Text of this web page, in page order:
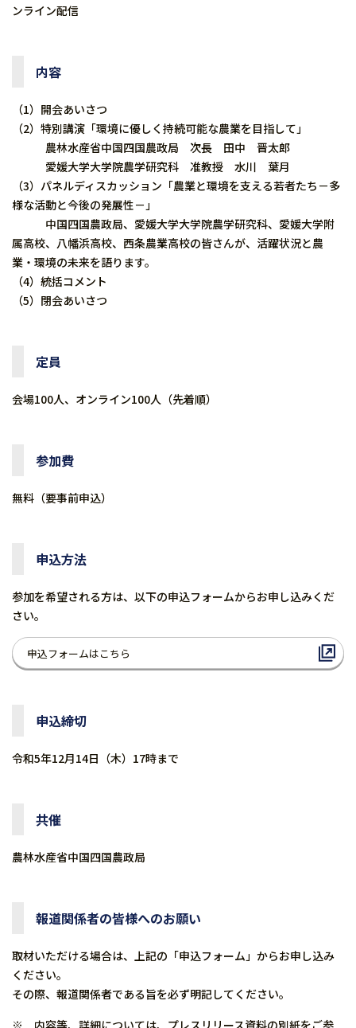
ンライン配信
内容
（1）開会あいさつ
（2）特別講演「環境に優しく持続可能な農業を目指して」
農林水産省中国四国農政局 次長 田中 晋太郎
愛媛大学大学院農学研究科 准教授 水川 葉月
（3）パネルディスカッション「農業と環境を支える若者たち－多
様な活動と今後の発展性－」
中国四国農政局、愛媛大学大学院農学研究科、愛媛大学附
属高校、八幡浜高校、西条農業高校の皆さんが、活躍状況と農
業・環境の未来を語ります。
（4）統括コメント
（5）閉会あいさつ
定員
会場100人、オンライン100人（先着順）
参加費
無料（要事前申込）
申込方法
参加を希望される方は、以下の申込フォームからお申し込みくだ
さい。
申込フォームはこちら
申込締切
令和5年12月14日（木）17時まで
共催
農林水産省中国四国農政局
報道関係者の皆様へのお願い
取材いただける場合は、上記の「申込フォーム」からお申し込み
ください。
その際、報道関係者である旨を必ず明記してください。
※ 内容等、詳細については、プレスリリース資料の別紙をご参